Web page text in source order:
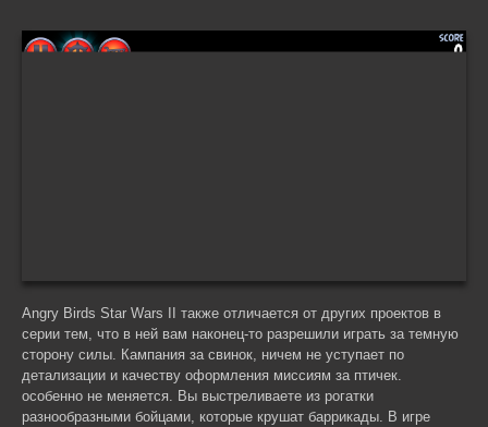
Angry Birds Star Wars II также отличается от других проектов в
серии тем, что в ней вам наконец-то разрешили играть за темную
сторону силы. Кампания за свинок, ничем не уступает по
детализации и качеству оформления миссиям за птичек.
особенно не меняется. Вы выстреливаете из рогатки
разнообразными бойцами, которые крушат баррикады. В игре